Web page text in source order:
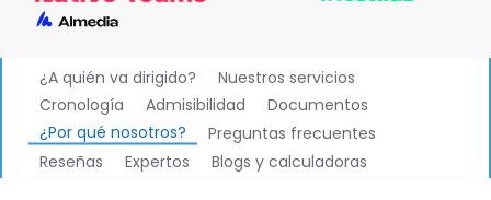
¿A quién va dirigido?
Nuestros servicios
Cronología
Admisibilidad
Documentos
¿Por qué nosotros?
Preguntas frecuentes
Reseñas
Expertos Blogs y calculadoras